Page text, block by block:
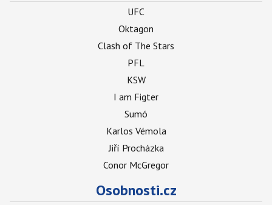
UFC
Oktagon
Clash of The Stars
PFL
KSW
I am Figter
Sumó
Karlos Vémola
Jiří Procházka
Conor McGregor
Osobnosti.cz